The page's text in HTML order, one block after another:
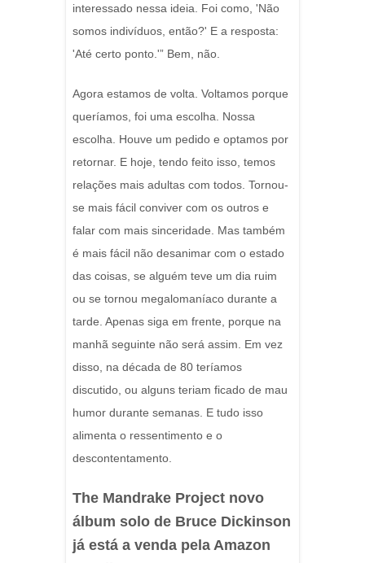
interessado nessa ideia. Foi como, 'Não
somos indivíduos, então?' E a resposta:
'Até certo ponto.'” Bem, não.
Agora estamos de volta. Voltamos porque
queríamos, foi uma escolha. Nossa
escolha. Houve um pedido e optamos por
retornar. E hoje, tendo feito isso, temos
relações mais adultas com todos. Tornou-
se mais fácil conviver com os outros e
falar com mais sinceridade. Mas também
é mais fácil não desanimar com o estado
das coisas, se alguém teve um dia ruim
ou se tornou megalomaníaco durante a
tarde. Apenas siga em frente, porque na
manhã seguinte não será assim. Em vez
disso, na década de 80 teríamos
discutido, ou alguns teriam ficado de mau
humor durante semanas. E tudo isso
alimenta o ressentimento e o
descontentamento.
The Mandrake Project novo
álbum solo de Bruce Dickinson
já está a venda pela Amazon